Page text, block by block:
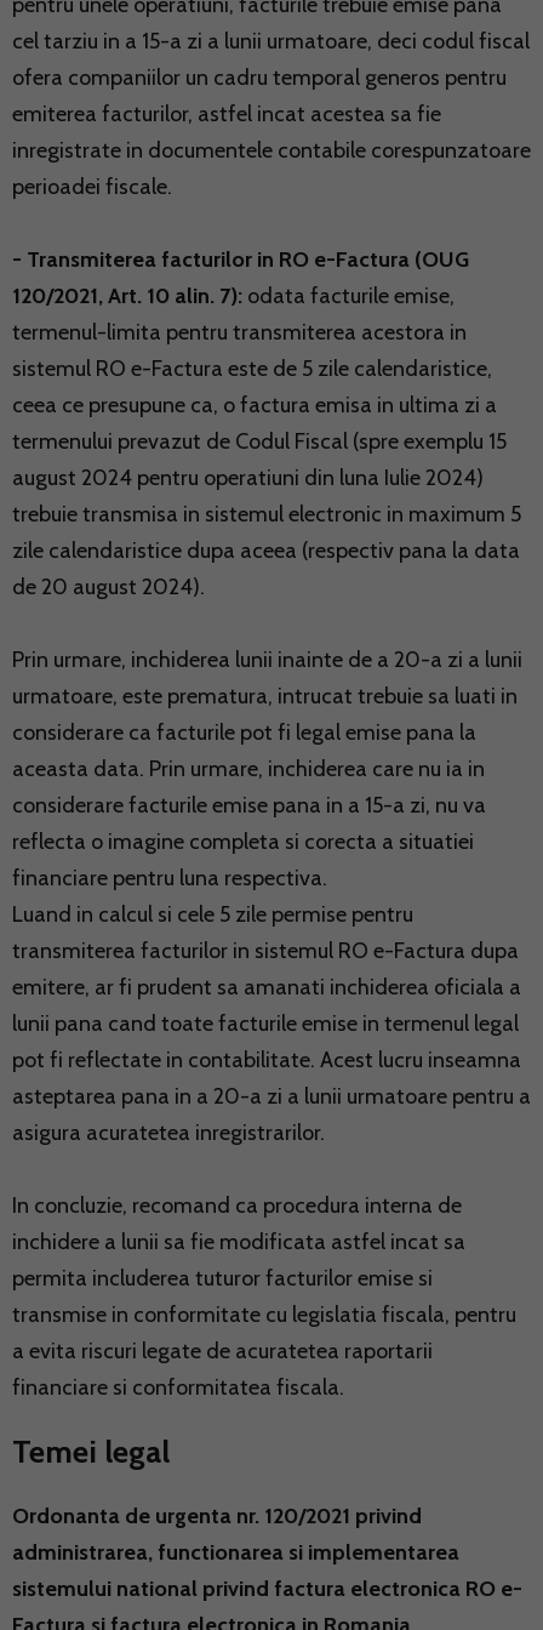
cel tarziu in a 15-a zi a lunii urmatoare, deci codul fiscal
ofera companiilor un cadru temporal generos pentru
emiterea facturilor, astfel incat acestea sa fie
inregistrate in documentele contabile corespunzatoare
perioadei fiscale.
- Transmiterea facturilor in RO e-Factura (OUG
120/2021, Art. 10 alin. 7): odata facturile emise,
termenul-limita pentru transmiterea acestora in
sistemul RO e-Factura este de 5 zile calendaristice,
ceea ce presupune ca, o factura emisa in ultima zi a
termenului prevazut de Codul Fiscal (spre exemplu 15
august 2024 pentru operatiuni din luna Iulie 2024)
trebuie transmisa in sistemul electronic in maximum 5
zile calendaristice dupa aceea (respectiv pana la data
de 20 august 2024).
Prin urmare, inchiderea lunii inainte de a 20-a zi a lunii
urmatoare, este prematura, intrucat trebuie sa luati in
considerare ca facturile pot fi legal emise pana la
aceasta data. Prin urmare, inchiderea care nu ia in
considerare facturile emise pana in a 15-a zi, nu va
reflecta o imagine completa si corecta a situatiei
financiare pentru luna respectiva.
Luand in calcul si cele 5 zile permise pentru
transmiterea facturilor in sistemul RO e-Factura dupa
emitere, ar fi prudent sa amanati inchiderea oficiala a
lunii pana cand toate facturile emise in termenul legal
pot fi reflectate in contabilitate. Acest lucru inseamna
asteptarea pana in a 20-a zi a lunii urmatoare pentru a
asigura acuratetea inregistrarilor.
In concluzie, recomand ca procedura interna de
inchidere a lunii sa fie modificata astfel incat sa
permita includerea tuturor facturilor emise si
transmise in conformitate cu legislatia fiscala, pentru
a evita riscuri legate de acuratetea raportarii
financiare si conformitatea fiscala.
Temei legal
Ordonanta de urgenta nr. 120/2021 privind
administrarea, functionarea si implementarea
sistemului national privind factura electronica RO e-